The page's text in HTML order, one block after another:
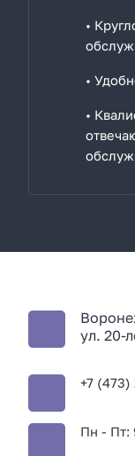
•
•
•
ул. 20-
+7
Пн - Пт: